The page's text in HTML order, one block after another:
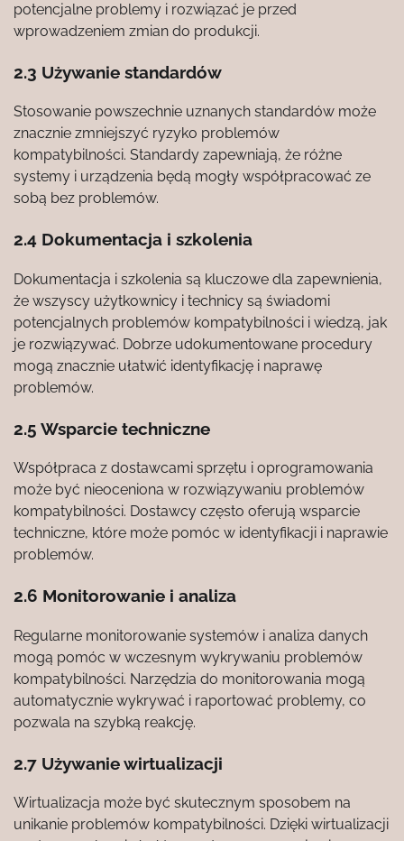
potencjalne problemy i rozwiązać je przed
wprowadzeniem zmian do produkcji.
2.3 Używanie standardów
Stosowanie powszechnie uznanych standardów może
znacznie zmniejszyć ryzyko problemów
kompatybilności. Standardy zapewniają, że różne
systemy i urządzenia będą mogły współpracować ze
sobą bez problemów.
2.4 Dokumentacja i szkolenia
Dokumentacja i szkolenia są kluczowe dla zapewnienia,
że wszyscy użytkownicy i technicy są świadomi
potencjalnych problemów kompatybilności i wiedzą, jak
je rozwiązywać. Dobrze udokumentowane procedury
mogą znacznie ułatwić identyfikację i naprawę
problemów.
2.5 Wsparcie techniczne
Współpraca z dostawcami sprzętu i oprogramowania
może być nieoceniona w rozwiązywaniu problemów
kompatybilności. Dostawcy często oferują wsparcie
techniczne, które może pomóc w identyfikacji i naprawie
problemów.
2.6 Monitorowanie i analiza
Regularne monitorowanie systemów i analiza danych
mogą pomóc w wczesnym wykrywaniu problemów
kompatybilności. Narzędzia do monitorowania mogą
automatycznie wykrywać i raportować problemy, co
pozwala na szybką reakcję.
2.7 Używanie wirtualizacji
Wirtualizacja może być skutecznym sposobem na
unikanie problemów kompatybilności. Dzięki wirtualizacji